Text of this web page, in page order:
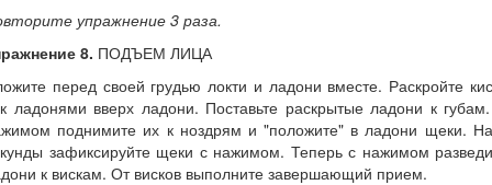
упражнение 3 раза.
8. ПОДЪЕМ ЛИЦА
перед своей грудью локти и ладони вместе. Раскройте
ладонями вверх ладони. Поставьте раскрытые ладони к
поднимите их к ноздрям и "положите" в ладони щеки.
зафиксируйте щеки с нажимом. Теперь с нажимом
к вискам. От висков выполните завершающий прием.